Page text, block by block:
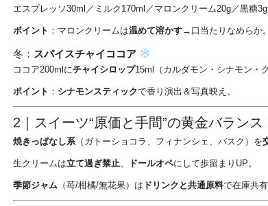
エスプレッソ30ml／ミルク170ml／マロンクリーム20g／黒糖3g
ポイント ：マロンクリームは温めて溶かす→口当たりなめらか。
冬： スパイスチャイココア
ココア200mlにチャイシロップ15ml（カルダモン・シナモン・
ポイント ： シナモンスティックで香り演出＆写真映え。
2｜スイーツ“原価と手間”の黄金バランス
焼きっぱなし系（ガトーショコラ、フィナンシェ、バスク）を
生クリームは立て過ぎ禁止、 ドールオペにして歩留まりUP。
季節ジャム （苺/柑橘/無花果）は ドリンクと共通原料で在庫共有